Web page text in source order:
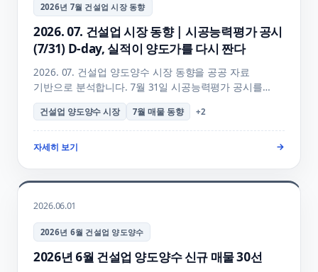
2026년 7월 건설업 시장 동향
2026. 07. 건설업 시장 동향 | 시공능력평가 공시
(7/31) D-day, 실적이 양도가를 다시 짠다
2026. 07. 건설업 양도양수 시장 동향을 공공 자료
기반으로 분석합니다. 7월 31일 시공능력평가 공시를
앞두고 실적 보유 매물의 양도가 재편, 공공공사 27.5조·
건설수주 231.2조 발주 확대 속 업종별 흐름, 시평 공시
전후 매수·매도 전략까지 정리했습니다.
건설업 양도양수 시장 7월 매물 동향 +2
자세히 보기 →
2026.06.01
2026년 6월 건설업 양도양수
2026년 6월 건설업 양도양수 신규 매물 30선